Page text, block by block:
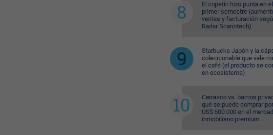
El copetín hizo punta en el
primer semestre
ventas y facturación
Radar Scanntech)
Starbucks Japón y la
coleccionable que vale
el café (el producto se
en ecosistema)
Carrasco vs. barrios
qué se puede comprar
US$ 600.000 en el
inmobiliario premium